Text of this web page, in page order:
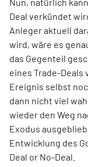
Deal verkündet
Anleger aktuell
wird, wäre es
das Gegenteil
eines Trade-Deals
Ereignis selbst
dann nicht viel
wieder den Weg
Exodus
Entwicklung des
Deal or No-Deal.